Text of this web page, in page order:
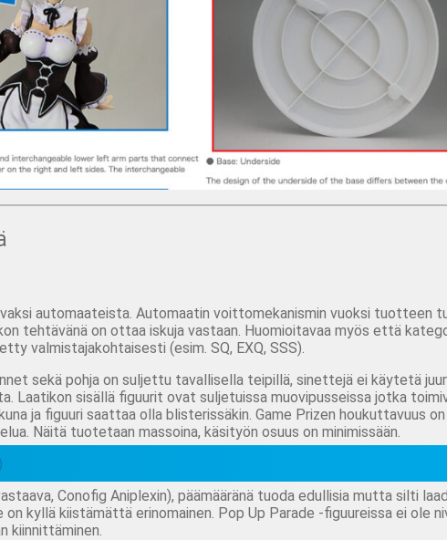
automaateista. Automaatin voittomekanismin vuoksi tuotteen
tehtävänä on ottaa iskuja vastaan. Huomioitavaa myös että
valmistajakohtaisesti (esim. SQ, EXQ, SSS).
sekä pohja on suljettu tavallisella teipillä, sinettejä ei käytetä
Laatikon sisällä figuurit ovat suljetuissa muovipusseissa jotka
ja figuuri saattaa olla blisterissäkin. Game Prizen houkuttavuus
Näitä tuotetaan massoina, käsityön osuus on minimissään.
Conofig Aniplexin), päämääränä tuoda edullisia mutta silti
kyllä kiistämättä erinomainen. Pop Up Parade -figuureissa ei ole
kiinnittäminen.